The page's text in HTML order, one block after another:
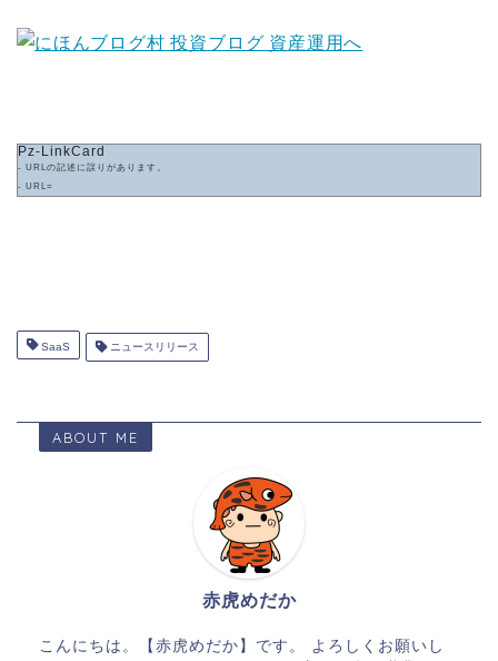
Pz-LinkCard
- URLの記述に誤りがあります。
- URL=
SaaS ニュースリリース
ABOUT ME
赤虎めだか
こんにちは。【赤虎めだか】です。 よろしくお願いし